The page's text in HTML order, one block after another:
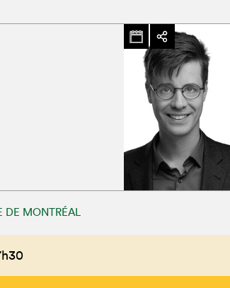
cherchez-vous?
DE MONTRÉAL